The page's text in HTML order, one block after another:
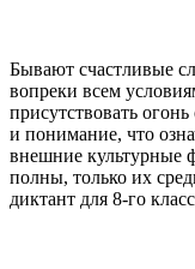
Бывают счастливые
вопреки всем
присутствовать
и понимание, что
внешние культурные
полны, только их
диктант для 8-го